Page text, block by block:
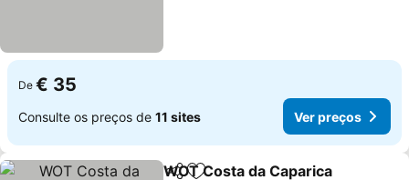
De € 35
Consulte os preços de 11 sites Ver preços
WOT Costa da Caparica